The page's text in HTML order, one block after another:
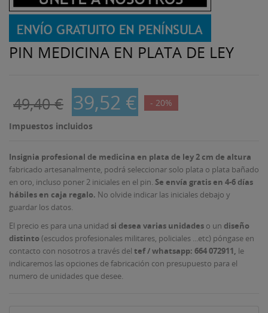
PIN MEDICINA EN PLATA DE LEY
49,40 € 39,52 € - 20%
Impuestos incluidos
Insignia profesional de medicina en plata de ley 2 cm de altura
fabricado artesanalmente, podrá seleccionar solo plata o plata bañado
en oro, incluso poner 2 iniciales en el pin. Se envía gratis en 4-6 días
hábiles en caja regalo. No olvide indicar las iniciales debajo y
guardar los datos.
El precio es para una unidad si desea varias unidades o un diseño
distinto(escudos profesionales militares, policiales ...etc) póngase en
contacto con nosotros a través del tef / whatsapp: 664 072911, le
indicaremos las opciones de fabricación con presupuesto para el
numero de unidades que desee.